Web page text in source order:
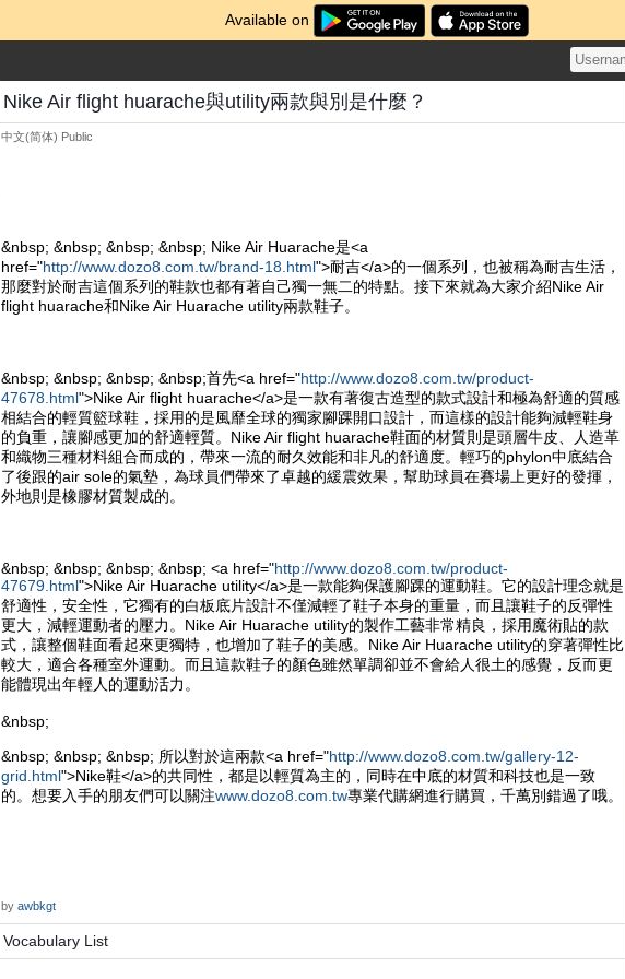
Available on
Nike Air flight huarache與utility兩款與別是什麼？
中文(简体) Public
&nbsp; &nbsp; &nbsp; &nbsp; Nike Air Huarache是<a
href="http://www.dozo8.com.tw/brand-18.html">耐吉</a>的一個系列，也被稱為耐吉生活，
那麼對於耐吉這個系列的鞋款也都有著自己獨一無二的特點。接下來就為大家介紹Nike Air
flight huarache和Nike Air Huarache utility兩款鞋子。
&nbsp; &nbsp; &nbsp; &nbsp;首先<a href="http://www.dozo8.com.tw/product-
47678.html">Nike Air flight huarache</a>是一款有著復古造型的款式設計和極為舒適的質感
相結合的輕質籃球鞋，採用的是風靡全球的獨家腳踝開口設計，而這樣的設計能夠減輕鞋身
的負重，讓腳感更加的舒適輕質。Nike Air flight huarache鞋面的材質則是頭層牛皮、人造革
和織物三種材料組合而成的，帶來一流的耐久效能和非凡的舒適度。輕巧的phylon中底結合
了後跟的air sole的氣墊，為球員們帶來了卓越的緩震效果，幫助球員在賽場上更好的發揮，
外地則是橡膠材質製成的。
&nbsp; &nbsp; &nbsp; &nbsp; <a href="http://www.dozo8.com.tw/product-
47679.html">Nike Air Huarache utility</a>是一款能夠保護腳踝的運動鞋。它的設計理念就是
舒適性，安全性，它獨有的白板底片設計不僅減輕了鞋子本身的重量，而且讓鞋子的反彈性
更大，減輕運動者的壓力。Nike Air Huarache utility的製作工藝非常精良，採用魔術貼的款
式，讓整個鞋面看起來更獨特，也增加了鞋子的美感。Nike Air Huarache utility的穿著彈性比
較大，適合各種室外運動。而且這款鞋子的顏色雖然單調卻並不會給人很土的感覺，反而更
能體現出年輕人的運動活力。
&nbsp;
&nbsp; &nbsp; &nbsp; 所以對於這兩款<a href="http://www.dozo8.com.tw/gallery-12-
grid.html">Nike鞋</a>的共同性，都是以輕質為主的，同時在中底的材質和科技也是一致
的。想要入手的朋友們可以關注www.dozo8.com.tw專業代購網進行購買，千萬別錯過了哦。
by awbkgt
Vocabulary List